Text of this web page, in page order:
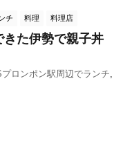
チ 料理 料理店
きた伊勢で親子丼
ロンポン駅周辺でランチ